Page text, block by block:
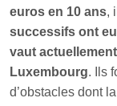
euros en 10 ans,
successifs ont
vaut
Luxembourg. Ils
d’obstacles dont